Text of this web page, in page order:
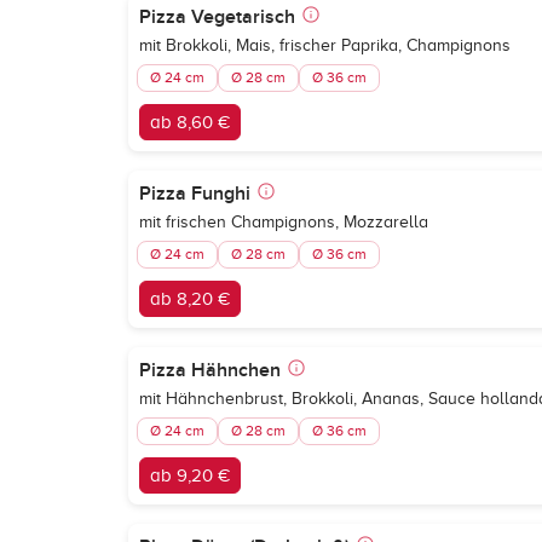
Pizza Vegetarisch
mit Brokkoli, Mais, frischer Paprika, Champignons
Ø 24 cm Ø 28 cm Ø 36 cm
ab 8,60 €
Pizza Funghi
mit frischen Champignons, Mozzarella
Ø 24 cm Ø 28 cm Ø 36 cm
ab 8,20 €
Pizza Hähnchen
mit Hähnchenbrust, Brokkoli, Ananas, Sauce
Ø 24 cm Ø 28 cm Ø 36 cm
ab 9,20 €